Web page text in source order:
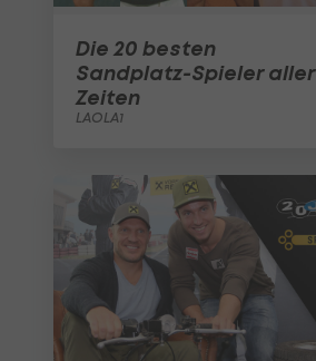
Die 20 besten
Sandplatz-Spieler aller
Zeiten
LAOLA1